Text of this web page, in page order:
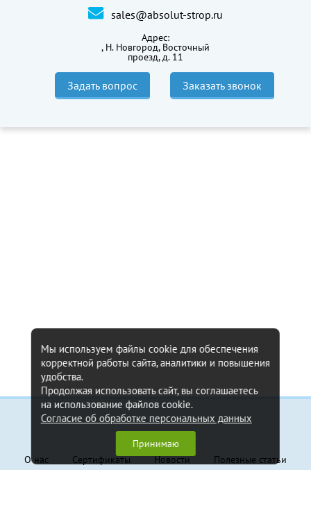
sales@absolut-strop.ru
Адрес:
, Н. Новгород, Восточный
проезд, д. 11
Задать вопрос Заказать звонок
Информация
О нас Сертификаты Новости
Полезные статьи
Мы используем файлы cookie для обеспечения
корректной работы сайта, аналитики и повышения
удобства.
Продолжая использовать сайт, вы соглашаетесь
на использование файлов cookie.
Согласие об обработке персональных данных
Принимаю